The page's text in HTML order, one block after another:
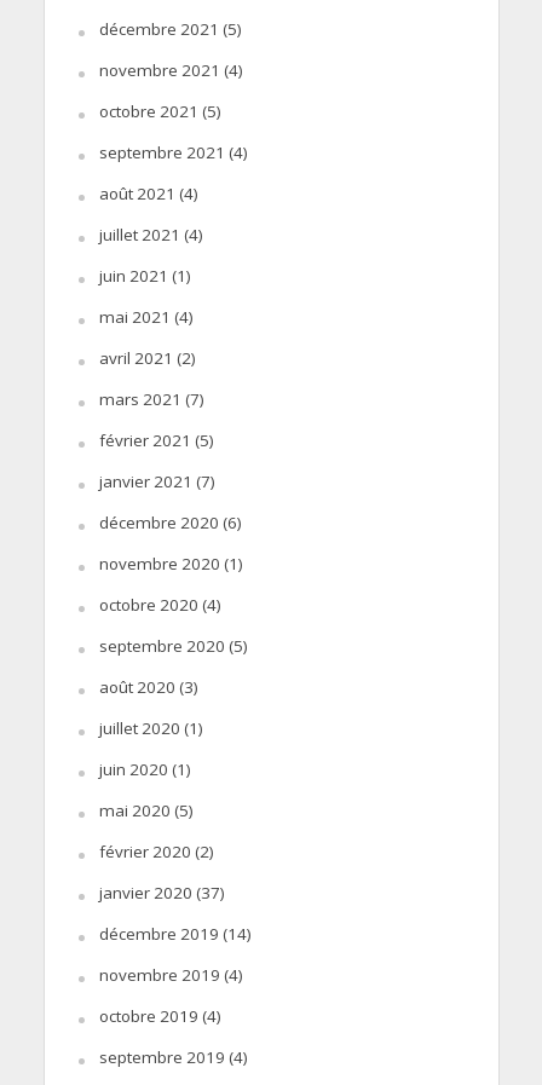
décembre 2021 (5)
novembre 2021 (4)
octobre 2021 (5)
septembre 2021 (4)
août 2021 (4)
juillet 2021 (4)
juin 2021 (1)
mai 2021 (4)
avril 2021 (2)
mars 2021 (7)
février 2021 (5)
janvier 2021 (7)
décembre 2020 (6)
novembre 2020 (1)
octobre 2020 (4)
septembre 2020 (5)
août 2020 (3)
juillet 2020 (1)
juin 2020 (1)
mai 2020 (5)
février 2020 (2)
janvier 2020 (37)
décembre 2019 (14)
novembre 2019 (4)
octobre 2019 (4)
septembre 2019 (4)